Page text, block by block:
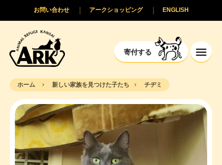
寄付する
ENGLISH
アークショッピング
お問い合わせ
ホーム 新しい家族を見つけた子たち チヂミ